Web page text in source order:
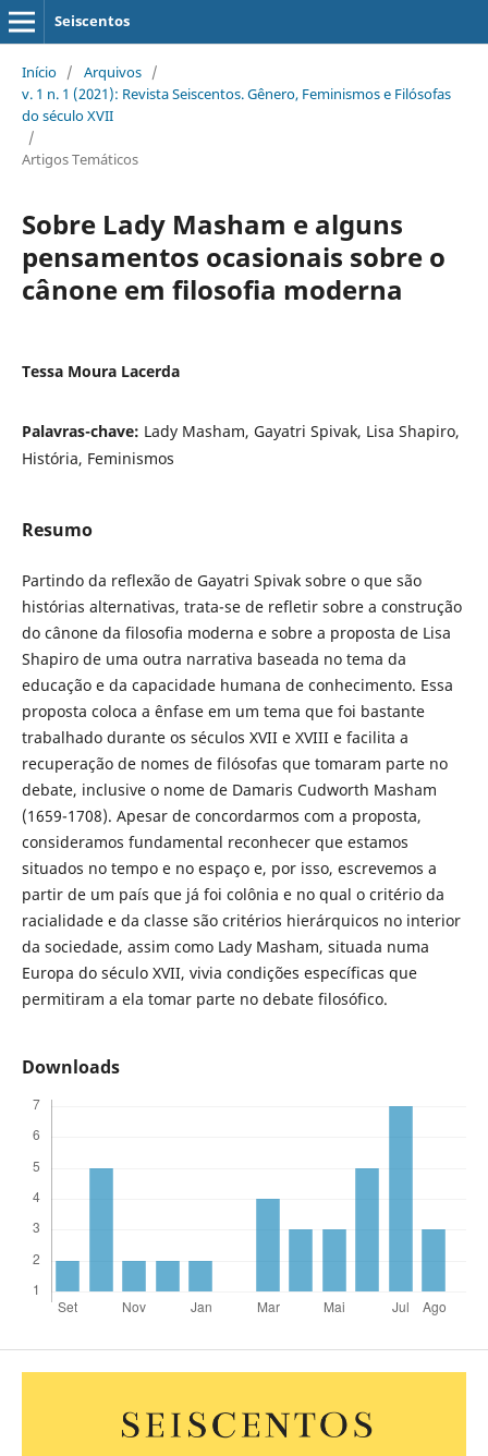
Seiscentos
Início / Arquivos /
v. 1 n. 1 (2021): Revista Seiscentos. Gênero, Feminismos e Filósofas
do século XVII
/
Artigos Temáticos
Sobre Lady Masham e alguns
pensamentos ocasionais sobre o
cânone em filosofia moderna
Tessa Moura Lacerda
Palavras-chave: Lady Masham, Gayatri Spivak, Lisa Shapiro,
História, Feminismos
Resumo
Partindo da reflexão de Gayatri Spivak sobre o que são
histórias alternativas, trata-se de refletir sobre a construção
do cânone da filosofia moderna e sobre a proposta de Lisa
Shapiro de uma outra narrativa baseada no tema da
educação e da capacidade humana de conhecimento. Essa
proposta coloca a ênfase em um tema que foi bastante
trabalhado durante os séculos XVII e XVIII e facilita a
recuperação de nomes de filósofas que tomaram parte no
debate, inclusive o nome de Damaris Cudworth Masham
(1659-1708). Apesar de concordarmos com a proposta,
consideramos fundamental reconhecer que estamos
situados no tempo e no espaço e, por isso, escrevemos a
partir de um país que já foi colônia e no qual o critério da
racialidade e da classe são critérios hierárquicos no interior
da sociedade, assim como Lady Masham, situada numa
Europa do século XVII, vivia condições específicas que
permitiram a ela tomar parte no debate filosófico.
Downloads